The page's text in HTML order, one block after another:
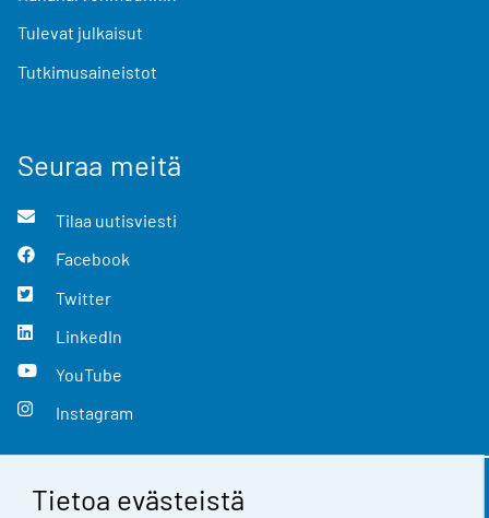
Tietoa evästeistä
Tulevat julkaisut
Tutkimusaineistot
Seuraa meitä
Tilaa uutisviesti
Facebook
Twitter
LinkedIn
YouTube
Instagram
Yhteystiedot